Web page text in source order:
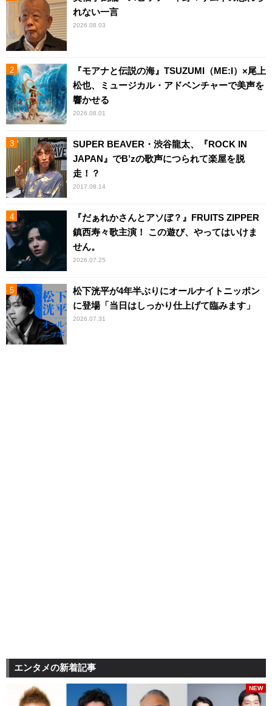
れない一言
2026.08.03
『モアナと伝説の海』TSUZUMI（ME:I）×尾上
松也、ミュージカル・アドベンチャーで美声を
響かせる
2026.08.01
SUPER BEAVER・渋谷龍太、『ROCK IN
JAPAN』でB’zの歌声につられて楽屋を脱
走！？
2017.08.14
『だぁれかさんとアソぼ？』FRUITS ZIPPER
鎮西寿々歌主演！ この遊び、やってはいけま
せん。
2026.07.25
松下洸平が4年半ぶりにオールナイトニッポン
に登場「当日はしっかり仕上げて臨みます」
2026.07.31
エンタメの新着記事
NEW